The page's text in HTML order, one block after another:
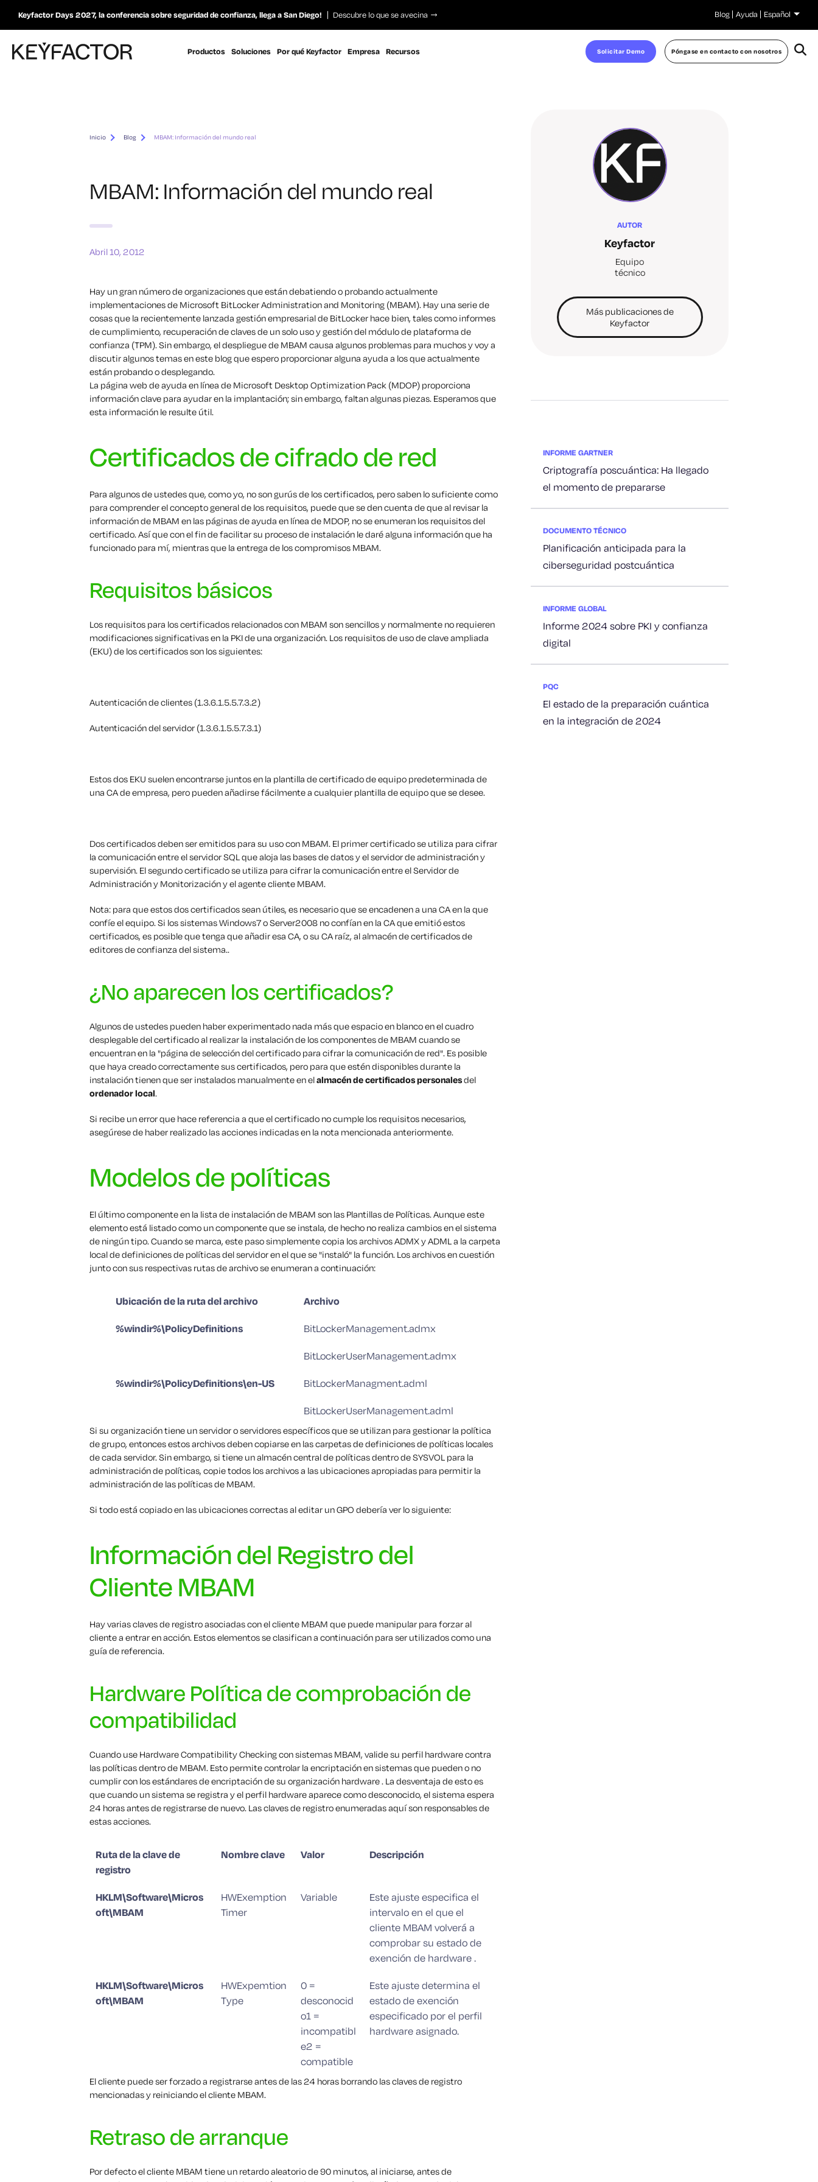
Keyfactor Days 2027, la conferencia sobre seguridad de confianza, llega a San Diego! Descubre lo que se avecina Blog Ayuda Español
Productos Soluciones Por qué Keyfactor Empresa Recursos Solicitar Demo Póngase en contacto con nosotros
Inicio Blog MBAM: Información del mundo real
MBAM: Información del mundo real
Abril 10, 2012
Hay un gran número de organizaciones que están debatiendo o probando actualmente
implementaciones de Microsoft BitLocker Administration and Monitoring (MBAM). Hay una serie de
cosas que la recientemente lanzada gestión empresarial de BitLocker hace bien, tales como informes
de cumplimiento, recuperación de claves de un solo uso y gestión del módulo de plataforma de
confianza (TPM). Sin embargo, el despliegue de MBAM causa algunos problemas para muchos y voy a
discutir algunos temas en este blog que espero proporcionar alguna ayuda a los que actualmente
están probando o desplegando.
La página web de ayuda en línea de Microsoft Desktop Optimization Pack (MDOP) proporciona
información clave para ayudar en la implantación; sin embargo, faltan algunas piezas. Esperamos que
esta información le resulte útil.
Certificados de cifrado de red
Para algunos de ustedes que, como yo, no son gurús de los certificados, pero saben lo suficiente como
para comprender el concepto general de los requisitos, puede que se den cuenta de que al revisar la
información de MBAM en las páginas de ayuda en línea de MDOP, no se enumeran los requisitos del
certificado. Así que con el fin de facilitar su proceso de instalación le daré alguna información que ha
funcionado para mí, mientras que la entrega de los compromisos MBAM.
Requisitos básicos
Los requisitos para los certificados relacionados con MBAM son sencillos y normalmente no requieren
modificaciones significativas en la PKI de una organización. Los requisitos de uso de clave ampliada
(EKU) de los certificados son los siguientes:
Autenticación de clientes (1.3.6.1.5.5.7.3.2)
Autenticación del servidor (1.3.6.1.5.5.7.3.1)
Estos dos EKU suelen encontrarse juntos en la plantilla de certificado de equipo predeterminada de
una CA de empresa, pero pueden añadirse fácilmente a cualquier plantilla de equipo que se desee.
Dos certificados deben ser emitidos para su uso con MBAM. El primer certificado se utiliza para cifrar
la comunicación entre el servidor SQL que aloja las bases de datos y el servidor de administración y
supervisión. El segundo certificado se utiliza para cifrar la comunicación entre el Servidor de
Administración y Monitorización y el agente cliente MBAM.
Nota: para que estos dos certificados sean útiles, es necesario que se encadenen a una CA en la que
confíe el equipo. Si los sistemas Windows7 o Server2008 no confían en la CA que emitió estos
certificados, es posible que tenga que añadir esa CA, o su CA raíz, al almacén de certificados de
editores de confianza del sistema..
¿No aparecen los certificados?
Algunos de ustedes pueden haber experimentado nada más que espacio en blanco en el cuadro
desplegable del certificado al realizar la instalación de los componentes de MBAM cuando se
encuentran en la "página de selección del certificado para cifrar la comunicación de red". Es posible
que haya creado correctamente sus certificados, pero para que estén disponibles durante la
instalación tienen que ser instalados manualmente en elalmacén de certificados personalesdel
ordenador local.
Si recibe un error que hace referencia a que el certificado no cumple los requisitos necesarios,
asegúrese de haber realizado las acciones indicadas en la nota mencionada anteriormente.
Modelos de políticas
El último componente en la lista de instalación de MBAM son las Plantillas de Políticas. Aunque este
elemento está listado como un componente que se instala, de hecho no realiza cambios en el sistema
de ningún tipo. Cuando se marca, este paso simplemente copia los archivos ADMX y ADML a la carpeta
local de definiciones de políticas del servidor en el que se "instaló" la función. Los archivos en cuestión
junto con sus respectivas rutas de archivo se enumeran a continuación:
Ubicación de la ruta del archivo Archivo
%windir%\PolicyDefinitions BitLockerManagement.admx
BitLockerUserManagement.admx
%windir%\PolicyDefinitions\en-US BitLockerManagment.adml
BitLockerUserManagement.adml
Si su organización tiene un servidor o servidores específicos que se utilizan para gestionar la política
de grupo, entonces estos archivos deben copiarse en las carpetas de definiciones de políticas locales
de cada servidor. Sin embargo, si tiene un almacén central de políticas dentro de SYSVOL para la
administración de políticas, copie todos los archivos a las ubicaciones apropiadas para permitir la
administración de las políticas de MBAM.
Si todo está copiado en las ubicaciones correctas al editar un GPO debería ver lo siguiente:
Información del Registro del
Cliente MBAM
Hay varias claves de registro asociadas con el cliente MBAM que puede manipular para forzar al
cliente a entrar en acción. Estos elementos se clasifican a continuación para ser utilizados como una
guía de referencia.
Hardware Política de comprobación de
compatibilidad
Cuando use Hardware Compatibility Checking con sistemas MBAM, valide su perfil hardware contra
las políticas dentro de MBAM. Esto permite controlar la encriptación en sistemas que pueden o no
cumplir con los estándares de encriptación de su organización hardware . La desventaja de esto es
que cuando un sistema se registra y el perfil hardware aparece como desconocido, el sistema espera
24 horas antes de registrarse de nuevo. Las claves de registro enumeradas aquí son responsables de
estas acciones.
Ruta de la clave de
registro
Nombre clave Valor Descripción
HKLM\Software\Micros
oft\MBAM
HWExemption
Timer
Variable
Este ajuste especifica el
intervalo en el que el
cliente MBAM volverá a
comprobar su estado de
exención de hardware .
HKLM\Software\Micros
oft\MBAM
HWExpemtion
Type
0 =
desconocid
o1 =
incompatibl
e2 =
compatible
Este ajuste determina el
estado de exención
especificado por el perfil
hardware asignado.
El cliente puede ser forzado a registrarse antes de las 24 horas borrando las claves de registro
mencionadas y reiniciando el cliente MBAM.
Retraso de arranque
Por defecto el cliente MBAM tiene un retardo aleatorio de 90 minutos, al iniciarse, antes de
AUTOR
Keyfactor
Equipo
técnico
Más publicaciones de
Keyfactor
INFORME GARTNER
Criptografía poscuántica: Ha llegado
el momento de prepararse
DOCUMENTO TÉCNICO
Planificación anticipada para la
ciberseguridad postcuántica
INFORME GLOBAL
Informe 2024 sobre PKI y confianza
digital
PQC
El estado de la preparación cuántica
en la integración de 2024